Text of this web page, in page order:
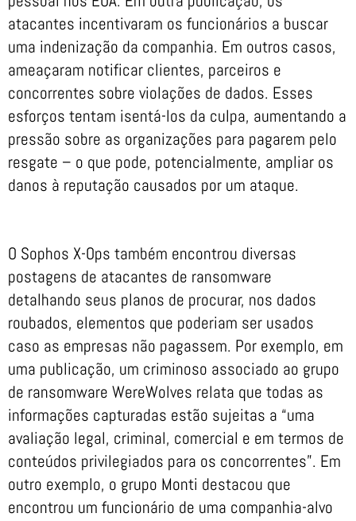
atacantes incentivaram os funcionários a buscar
uma indenização da companhia. Em outros casos,
ameaçaram notificar clientes, parceiros e
concorrentes sobre violações de dados. Esses
esforços tentam isentá-los da culpa, aumentando a
pressão sobre as organizações para pagarem pelo
resgate – o que pode, potencialmente, ampliar os
danos à reputação causados por um ataque.
O Sophos X-Ops também encontrou diversas
postagens de atacantes de ransomware
detalhando seus planos de procurar, nos dados
roubados, elementos que poderiam ser usados
caso as empresas não pagassem. Por exemplo, em
uma publicação, um criminoso associado ao grupo
de ransomware WereWolves relata que todas as
informações capturadas estão sujeitas a “uma
avaliação legal, criminal, comercial e em termos de
conteúdos privilegiados para os concorrentes”. Em
outro exemplo, o grupo Monti destacou que
encontrou um funcionário de uma companhia-alvo